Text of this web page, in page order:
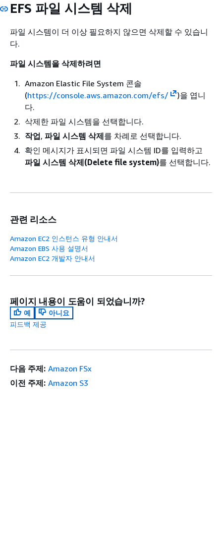
EFS 파일 시스템 삭제
파일 시스템이 더 이상 필요하지 않으면 삭제할 수 있습니
다.
파일 시스템을 삭제하려면
Amazon Elastic File System 콘솔
(https://console.aws.amazon.com/efs/
)을 엽니
다.
삭제한 파일 시스템을 선택합니다.
작업, 파일 시스템 삭제를 차례로 선택합니다.
확인 메시지가 표시되면 파일 시스템 ID를 입력하고
파일 시스템 삭제(Delete file system)를 선택합니다.
관련 리소스
Amazon EC2 인스턴스 유형 안내서
Amazon EBS 사용 설명서
Amazon EC2 개발자 안내서
페이지 내용이 도움이 되었습니까?
예
아니요
피드백 제공
다음 주제: Amazon FSx
이전 주제: Amazon S3